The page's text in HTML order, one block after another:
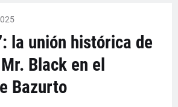
la unión histórica de
Black en el
Bazurto